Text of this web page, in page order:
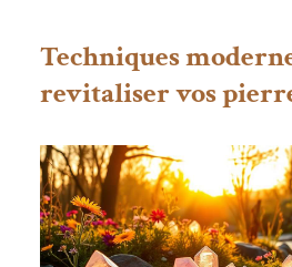
Techniques
revitaliser vos